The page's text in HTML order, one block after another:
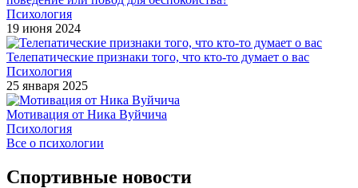
Психология
19 июня 2024
Телепатические признаки того, что кто-то думает о вас
Психология
25 января 2025
Мотивация от Ника Вуйчича
Психология
Все о психологии
Спортивные новости